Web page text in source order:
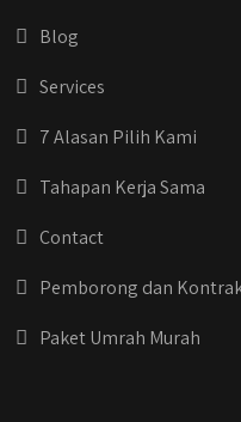
Blog
Services
7 Alasan Pilih Kami
Tahapan Kerja Sama
Contact
Pemborong dan
Paket Umrah Murah